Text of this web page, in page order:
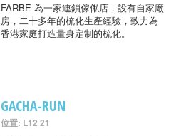
FARBE 為一家連鎖傢俬店，設有自家廠
房，二十多年的梳化生產經驗，致力為
香港家庭打造量身定制的梳化。
GACHA-RUN
位置: L12 21